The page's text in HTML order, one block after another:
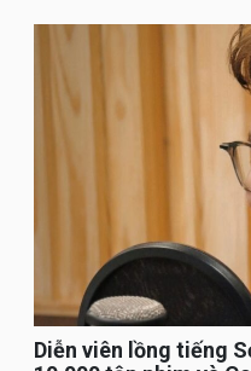
Diễn viên lồng tiếng